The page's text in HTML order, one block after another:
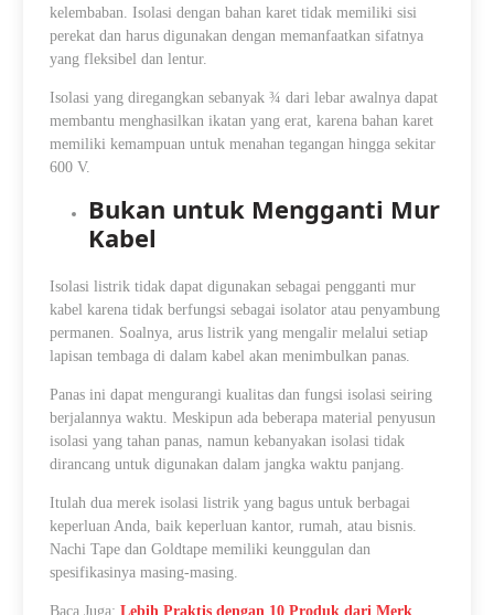
kelembaban. Isolasi dengan bahan karet tidak memiliki sisi
perekat dan harus digunakan dengan memanfaatkan sifatnya
yang fleksibel dan lentur.
Isolasi yang diregangkan sebanyak ¾ dari lebar awalnya dapat
membantu menghasilkan ikatan yang erat, karena bahan karet
memiliki kemampuan untuk menahan tegangan hingga sekitar
600 V.
Bukan untuk Mengganti Mur
Kabel
Isolasi listrik tidak dapat digunakan sebagai pengganti mur
kabel karena tidak berfungsi sebagai isolator atau penyambung
permanen. Soalnya, arus listrik yang mengalir melalui setiap
lapisan tembaga di dalam kabel akan menimbulkan panas.
Panas ini dapat mengurangi kualitas dan fungsi isolasi seiring
berjalannya waktu. Meskipun ada beberapa material penyusun
isolasi yang tahan panas, namun kebanyakan isolasi tidak
dirancang untuk digunakan dalam jangka waktu panjang.
Itulah dua merek isolasi listrik yang bagus untuk berbagai
keperluan Anda, baik keperluan kantor, rumah, atau bisnis.
Nachi Tape dan Goldtape memiliki keunggulan dan
spesifikasinya masing-masing.
Baca Juga:Lebih Praktis dengan 10 Produk dari Merk